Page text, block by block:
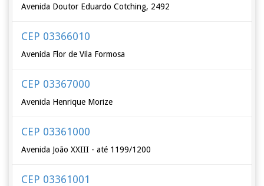
Avenida Doutor Eduardo Cotching, 2492
CEP 03366010
Avenida Flor de Vila Formosa
CEP 03367000
Avenida Henrique Morize
CEP 03361000
Avenida João XXIII - até 1199/1200
CEP 03361001